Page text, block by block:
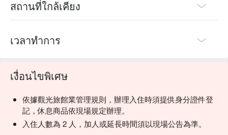
สถานที่ใกล้เคียง
เวลาทำการ
เงื่อนไขพิเศษ
依據觀光旅館業管理規則，辦理入住時須提供身分證件登
記，休息商品依現場規定辦理。
入住人數為 2 人，加人或延長時間須以現場公告為準。